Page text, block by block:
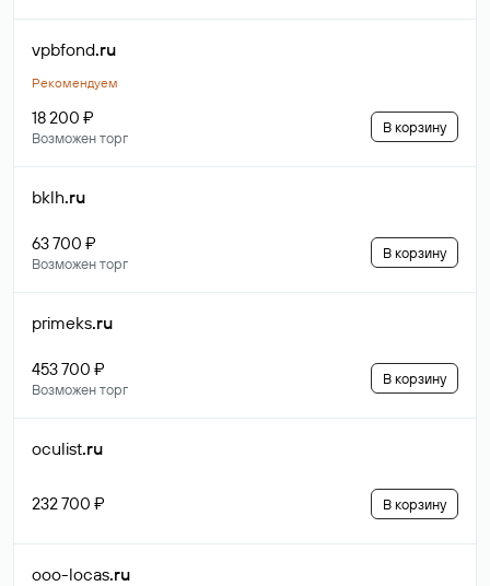
vpbfond.ru
Рекомендуем
18 200 ₽
Возможен торг
В корзину
bklh.ru
63 700 ₽
Возможен торг
В корзину
primeks.ru
453 700 ₽
Возможен торг
В корзину
oculist.ru
232 700 ₽ В корзину
ooo-locas.ru